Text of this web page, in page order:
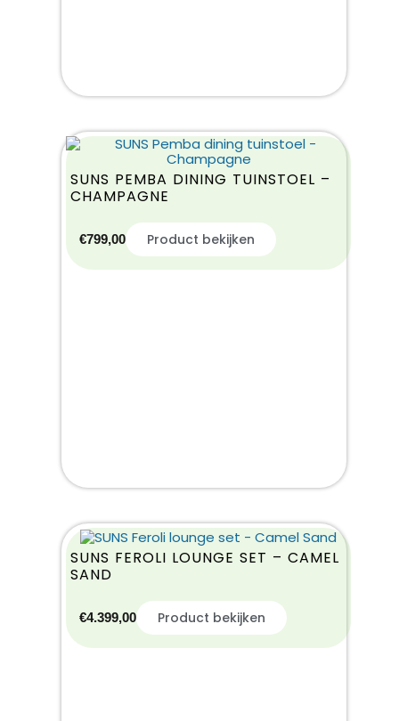
SUNS PEMBA DINING TUINSTOEL –
CHAMPAGNE
€799,00 Product bekijken
SUNS FEROLI LOUNGE SET – CAMEL
SAND
€4.399,00 Product bekijken